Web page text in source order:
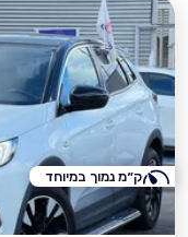
ק״מ נמוך במיוחד